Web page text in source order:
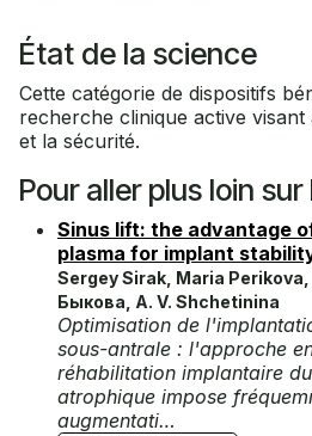
État de la science
Cette catégorie de dispositifs
recherche clinique active
et la sécurité.
Pour aller plus loin
Sinus lift: the advantage
plasma for implant
Sergey Sirak, Maria
Быкова, A. V. Shchetinina
Optimisation de
sous-antrale : l'approche
réhabilitation implantaire
atrophique impose
augmentati…